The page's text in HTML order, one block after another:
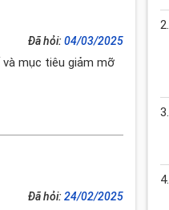
Đã hỏi: 04/03/2025
mục tiêu giảm mỡ
Đã hỏi: 24/02/2025
2.
3.
4.